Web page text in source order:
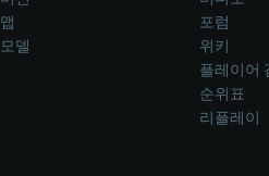
맵
모델
포럼
위키
플레이어
순위표
리플레이